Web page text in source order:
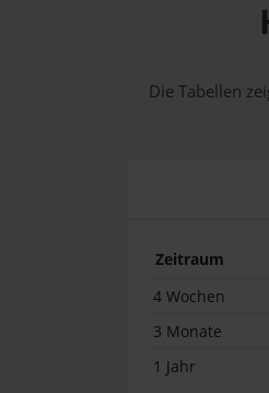
Die Tabellen
Zeitraum
4 Wochen
3 Monate
1 Jahr